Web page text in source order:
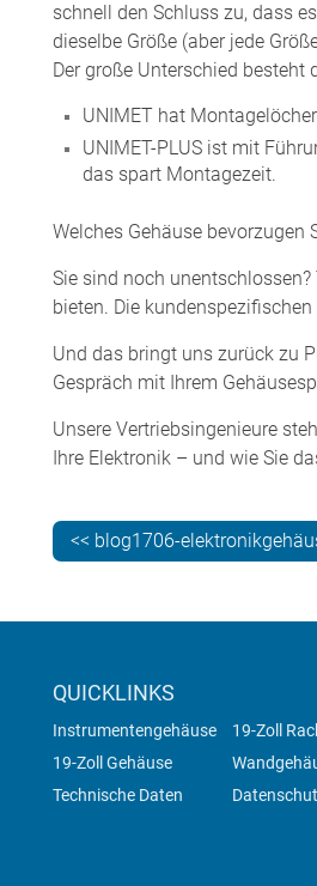
schnell den Schluss zu, dass
dieselbe Größe (aber jede
Der große Unterschied besteht
UNIMET hat
UNIMET-PLUS ist mit
das spart Montagezeit.
Welches Gehäuse bevorzugen
Sie sind noch
bieten. Die
Und das bringt uns zurück zu
Gespräch mit Ihrem
Unsere Vertriebsingenieure
Ihre Elektronik – und wie Sie
<< blog1706-
QUICKLINKS
Instrumentengehäuse
19-Zoll
19-Zoll Gehäuse
Technische Daten